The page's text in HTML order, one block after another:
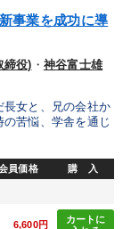
事業を成功に導
締役) ・ 神谷富士雄
女と、兄の会社か
苦悩、学舎を通じ
員価格 購 入
6,600円
カートに